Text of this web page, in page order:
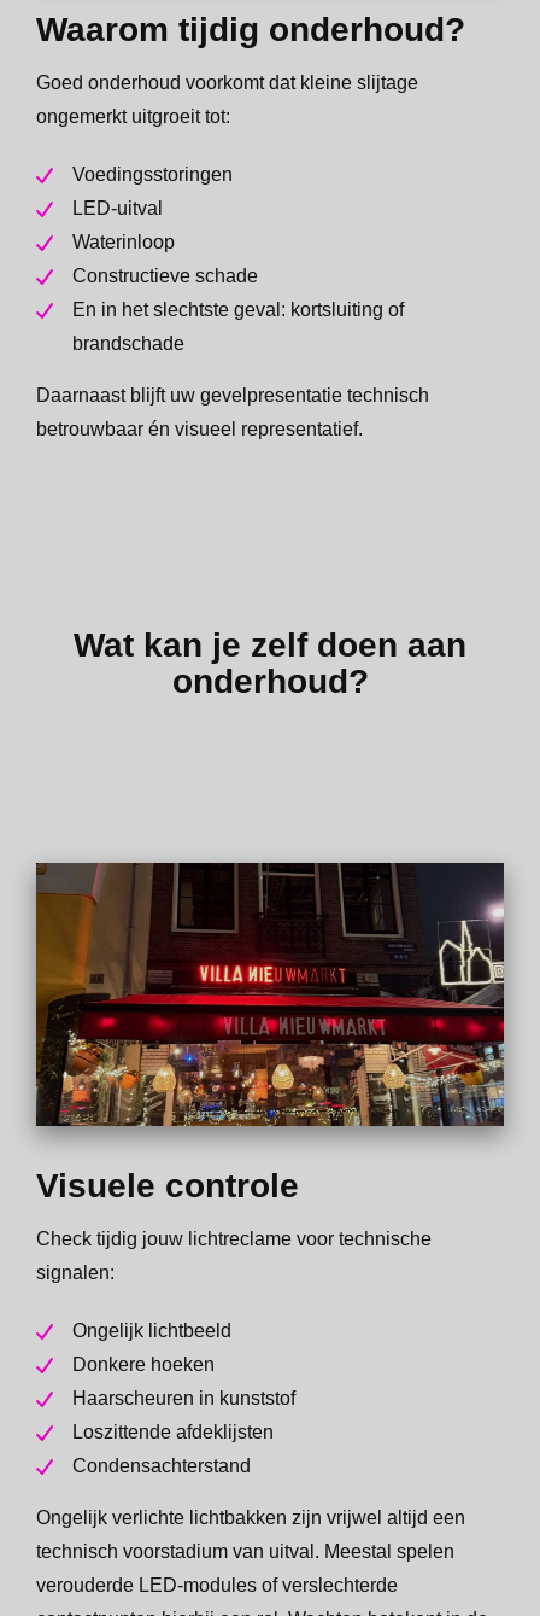
Waarom tijdig onderhoud?
Goed onderhoud voorkomt dat kleine slijtage
ongemerkt uitgroeit tot:
Voedingsstoringen
LED-uitval
Waterinloop
Constructieve schade
En in het slechtste geval: kortsluiting of
brandschade
Daarnaast blijft uw gevelpresentatie technisch
betrouwbaar én visueel representatief.
Wat kan je zelf doen aan
onderhoud?
Visuele controle
Check tijdig jouw lichtreclame voor technische
signalen:
Ongelijk lichtbeeld
Donkere hoeken
Haarscheuren in kunststof
Loszittende afdeklijsten
Condensachterstand
Ongelijk verlichte lichtbakken zijn vrijwel altijd een
technisch voorstadium van uitval. Meestal spelen
verouderde LED-modules of verslechterde